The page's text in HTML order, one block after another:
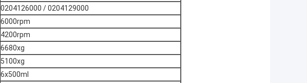
0204126000 / 0204129000
6000rpm
4200rpm
6680xg
5100xg
6x500ml